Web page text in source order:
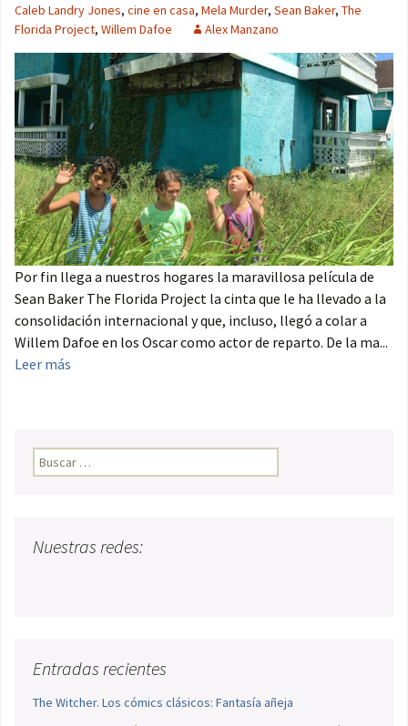
Caleb Landry Jones, cine en casa, Mela Murder, Sean Baker, The
Florida Project, Willem Dafoe Alex Manzano
Por fin llega a nuestros hogares la maravillosa película de
Sean Baker The Florida Project la cinta que le ha llevado a la
consolidación internacional y que, incluso, llegó a colar a
Willem Dafoe en los Oscar como actor de reparto. De la ma...
Leer más
Buscar:
Nuestras redes:
Entradas recientes
The Witcher. Los cómics clásicos: Fantasía añeja